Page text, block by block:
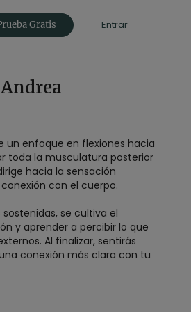
Gratis Entrar
un enfoque en flexiones hacia
toda la musculatura posterior
hacia la sensación
con el cuerpo.
se cultiva el
y aprender a percibir lo que
Al finalizar, sentirás
conexión más clara con tu